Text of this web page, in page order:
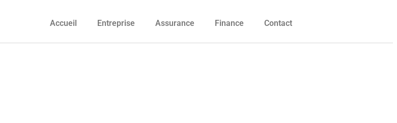
Accueil Entreprise Assurance Finance Contact